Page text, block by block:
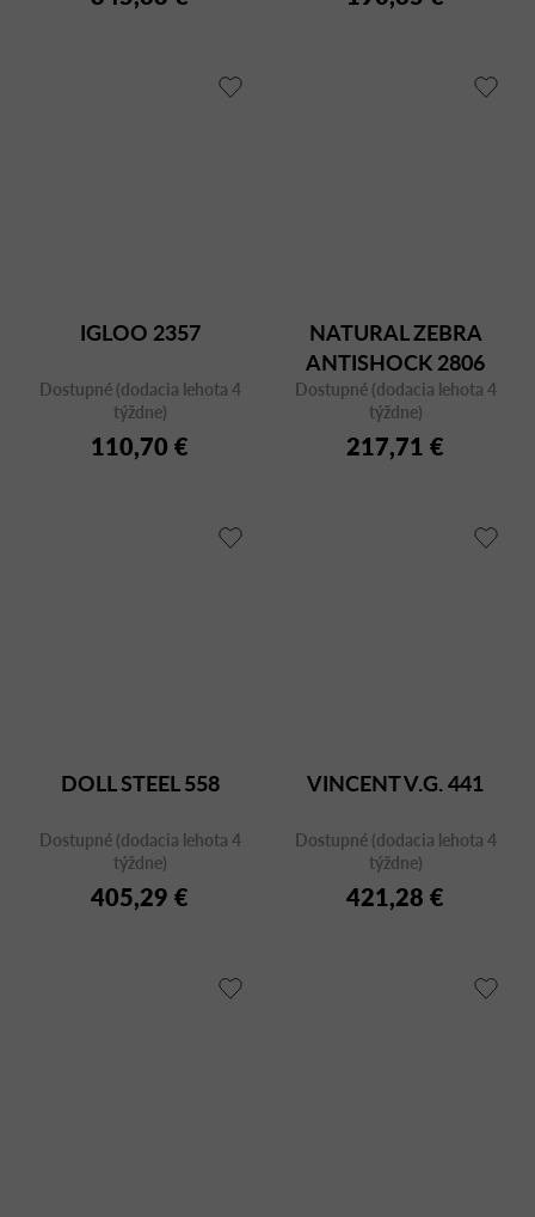
IGLOO 2357
Dostupné (dodacia lehota 4
týždne)
110,70 €
NATURAL ZEBRA
ANTISHOCK 2806
Dostupné (dodacia lehota 4
týždne)
217,71 €
DOLL STEEL 558
Dostupné (dodacia lehota 4
týždne)
405,29 €
VINCENT V.G. 441
Dostupné (dodacia lehota 4
týždne)
421,28 €